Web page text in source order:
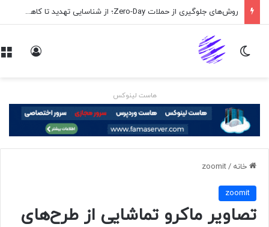
روش‌های جلوگیری از حملات Zero-Day؛ از شناسایی تهدید تا کاهش ریسک
تغییر پوسته
هاست لینوکس
خانه /
zoomit
zoomit
تصاویر ماکرو تماشایی از طرح‌های